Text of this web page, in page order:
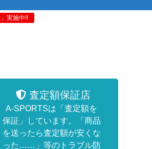
実施中!!
査定額保証店
A-SPORTSは「査定額を
保証」しています。「商品
を送ったら査定額が安くな
った……」等のトラブル防